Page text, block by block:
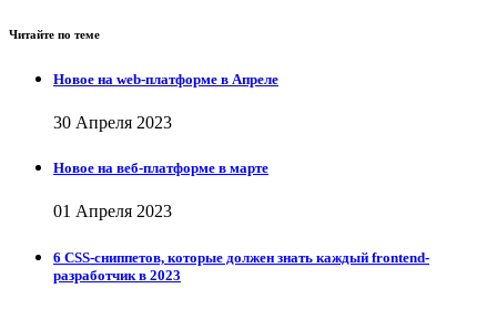
Читайте по теме
Новое на web-платформе в Апреле
30 Апреля 2023
Новое на веб-платформе в марте
01 Апреля 2023
6 CSS-сниппетов, которые должен знать каждый frontend-
разработчик в 2023